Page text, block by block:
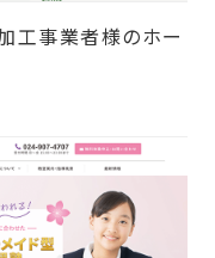
工事業者様のホー